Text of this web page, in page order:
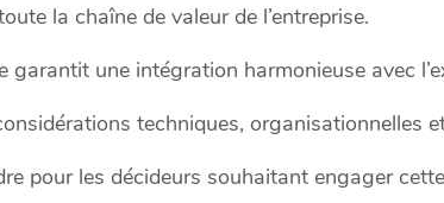
la chaîne de valeur de l’entreprise.
garantit une intégration harmonieuse avec
techniques, organisationnelles
pour les décideurs souhaitant engager